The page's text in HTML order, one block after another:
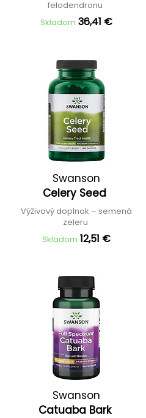
felodendronu
Skladom 36,41 €
Swanson
Celery Seed
Výživový doplnok – semená
zeleru
Skladom 12,51 €
Swanson
Catuaba Bark